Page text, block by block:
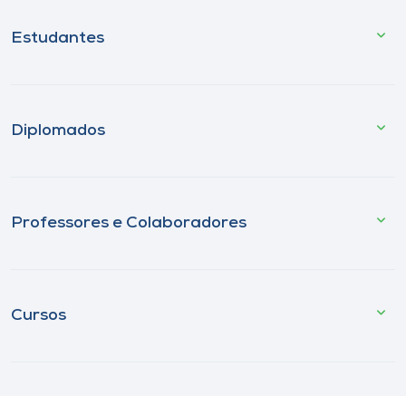
Estudantes
Diplomados
Professores e Colaboradores
Cursos